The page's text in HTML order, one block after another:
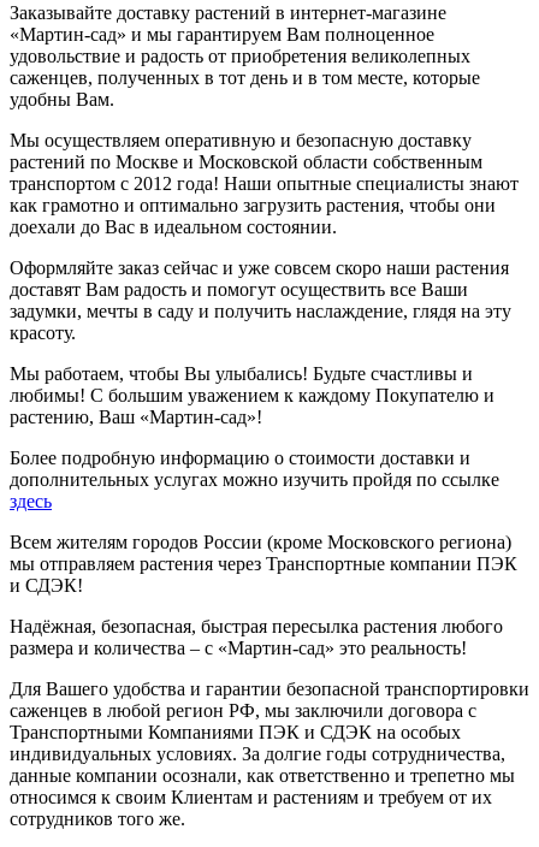
Заказывайте доставку растений в интернет-магазине
«Мартин-сад» и мы гарантируем Вам полноценное
удовольствие и радость от приобретения великолепных
саженцев, полученных в тот день и в том месте, которые
удобны Вам.
Мы осуществляем оперативную и безопасную доставку
растений по Москве и Московской области собственным
транспортом с 2012 года! Наши опытные специалисты знают
как грамотно и оптимально загрузить растения, чтобы они
доехали до Вас в идеальном состоянии.
Оформляйте заказ сейчас и уже совсем скоро наши растения
доставят Вам радость и помогут осуществить все Ваши
задумки, мечты в саду и получить наслаждение, глядя на эту
красоту.
Мы работаем, чтобы Вы улыбались! Будьте счастливы и
любимы! С большим уважением к каждому Покупателю и
растению, Ваш «Мартин-сад»!
Более подробную информацию о стоимости доставки и
дополнительных услугах можно изучить пройдя по ссылке
здесь
Всем жителям городов России (кроме Московского региона)
мы отправляем растения через Транспортные компании ПЭК
и СДЭК!
Надёжная, безопасная, быстрая пересылка растения любого
размера и количества – с «Мартин-сад» это реальность!
Для Вашего удобства и гарантии безопасной транспортировки
саженцев в любой регион РФ, мы заключили договора с
Транспортными Компаниями ПЭК и СДЭК на особых
индивидуальных условиях. За долгие годы сотрудничества,
данные компании осознали, как ответственно и трепетно мы
относимся к своим Клиентам и растениям и требуем от их
сотрудников того же.